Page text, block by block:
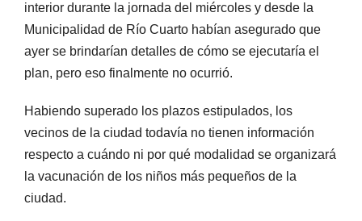
interior durante la jornada del miércoles y desde la
Municipalidad de Río Cuarto habían asegurado que
ayer se brindarían detalles de cómo se ejecutaría el
plan, pero eso finalmente no ocurrió.
Habiendo superado los plazos estipulados, los
vecinos de la ciudad todavía no tienen información
respecto a cuándo ni por qué modalidad se organizará
la vacunación de los niños más pequeños de la
ciudad.